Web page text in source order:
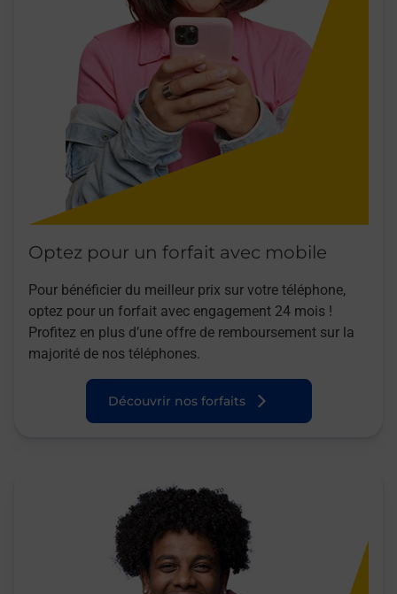
Optez pour un forfait avec mobile
Pour bénéficier du meilleur prix sur votre téléphone,
optez pour un forfait avec engagement 24 mois !
Profitez en plus d’une offre de remboursement sur la
majorité de nos téléphones.
Découvrir nos forfaits